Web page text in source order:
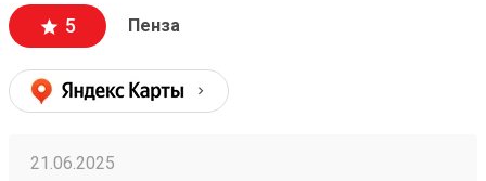
5 Пенза
21.06.2025